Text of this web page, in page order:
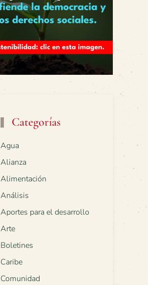
Categorías
Agua
Alianza
Alimentación
Análisis
Aportes para el desarrollo
Arte
Boletines
Caribe
Comunidad